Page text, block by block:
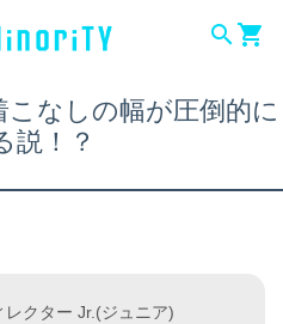
searchshopping_cart
なしの幅が圧倒的に
説！？
クター Jr.(ジュニア)